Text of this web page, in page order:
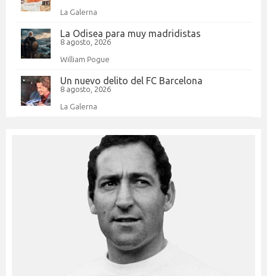
La Galerna
La Odisea para muy madridistas
8 agosto, 2026
William Pogue
Un nuevo delito del FC Barcelona
8 agosto, 2026
La Galerna